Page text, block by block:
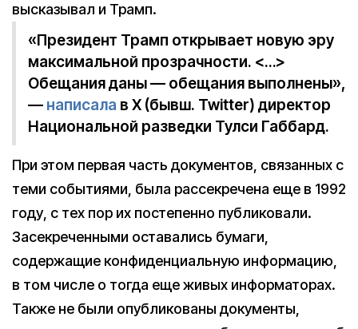
высказывал и Трамп.
«Президент Трамп открывает новую эру
максимальной прозрачности. <…>
Обещания даны — обещания выполнены»,
— написала в X (бывш. Twitter) директор
Национальной разведки Тулси Габбард.
При этом первая часть документов, связанных с
теми событиями, была рассекречена еще в 1992
году, с тех пор их постепенно публиковали.
Засекреченными оставались бумаги,
содержащие конфиденциальную информацию,
в том числе о тогда еще живых информаторах.
Также не были опубликованы документы,